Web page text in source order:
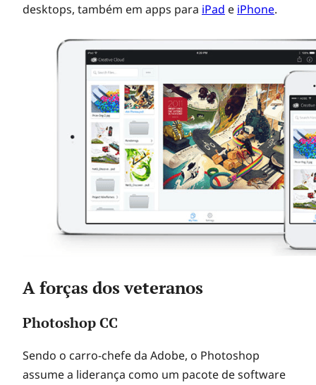
desktops, também em apps para iPad e iPhone.
A forças dos veteranos
Photoshop CC
Sendo o carro-chefe da Adobe, o Photoshop
assume a liderança como um pacote de software